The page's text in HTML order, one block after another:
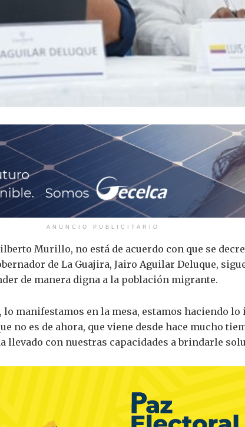
ANUNCIO PUBLICITARIO
Murillo, no está de acuerdo con que se
de La Guajira, Jairo Aguilar Deluque,
de manera digna a la población migrante.
manifestamos en la mesa, estamos haciendo
no es de ahora, que viene desde hace mucho
con nuestras capacidades a brindarle